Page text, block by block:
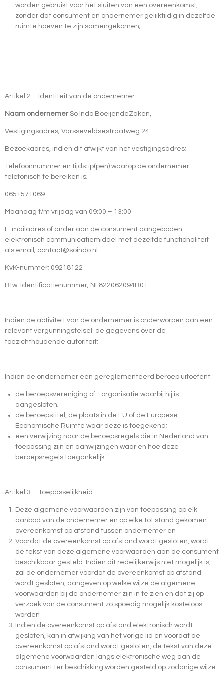
worden gebruikt voor het sluiten van een overeenkomst,
zonder dat consument en ondernemer gelijktijdig in dezelfde
ruimte hoeven te zijn samengekomen;
Artikel 2 – Identiteit van de ondernemer
Naam ondernemer So Indo BoeijendeZaken,
Vestigingsadres; Varsseveldsestraatweg 24
Bezoekadres, indien dit afwijkt van het vestigingsadres;
Telefoonnummer en tijdstip(pen) waarop de ondernemer
telefonisch te bereiken is;
0651571069
Maandag t/m vrijdag van 09:00 – 13:00
E-mailadres of ander aan de consument aangeboden
elektronisch communicatiemiddel met dezelfde functionaliteit
als email; contact@soindo.nl
KvK-nummer; 09218122
Btw-identificatienummer; NL822062094B01
Indien de activiteit van de ondernemer is onderworpen aan een
relevant vergunningstelsel: de gegevens over de
toezichthoudende autoriteit;
Indien de ondernemer een gereglementeerd beroep uitoefent:
de beroepsvereniging of –organisatie waarbij hij is
aangesloten;
de beroepstitel, de plaats in de EU of de Europese
Economische Ruimte waar deze is toegekend;
een verwijzing naar de beroepsregels die in Nederland van
toepassing zijn en aanwijzingen waar en hoe deze
beroepsregels toegankelijk
Artikel 3 – Toepasselijkheid
Deze algemene voorwaarden zijn van toepassing op elk
aanbod van de ondernemer en op elke tot stand gekomen
overeenkomst op afstand tussen ondernemer en
Voordat de overeenkomst op afstand wordt gesloten, wordt
de tekst van deze algemene voorwaarden aan de consument
beschikbaar gesteld. Indien dit redelijkerwijs niet mogelijk is,
zal de ondernemer voordat de overeenkomst op afstand
wordt gesloten, aangeven op welke wijze de algemene
voorwaarden bij de ondernemer zijn in te zien en dat zij op
verzoek van de consument zo spoedig mogelijk kosteloos
worden
Indien de overeenkomst op afstand elektronisch wordt
gesloten, kan in afwijking van het vorige lid en voordat de
overeenkomst op afstand wordt gesloten, de tekst van deze
algemene voorwaarden langs elektronische weg aan de
consument ter beschikking worden gesteld op zodanige wijze